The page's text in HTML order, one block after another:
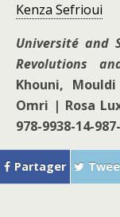
Kenza Sefrioui
Université and
Revolutions
Khouni,
Omri | Rosa
978-9938-14-
Partager